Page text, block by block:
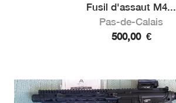
Fusil d'assaut M4...
Pas-de-Calais
500,00 €